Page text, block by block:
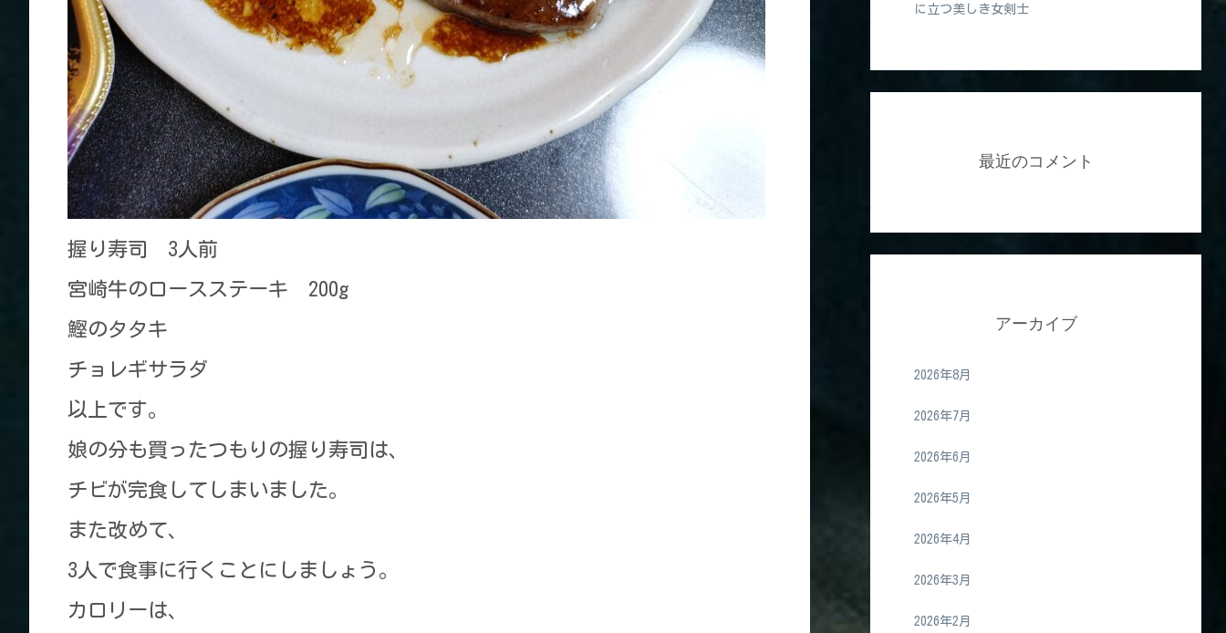
握り寿司 3人前
宮崎牛のロースステーキ 200g
鰹のタタキ
チョレギサラダ
以上です。
娘の分も買ったつもりの握り寿司は、
チビが完食してしまいました。
また改めて、
3人で食事に行くことにしましょう。
カロリーは、
に立つ美しき女剣士
最近のコメント
アーカイブ
2026年8月
2026年7月
2026年6月
2026年5月
2026年4月
2026年3月
2026年2月